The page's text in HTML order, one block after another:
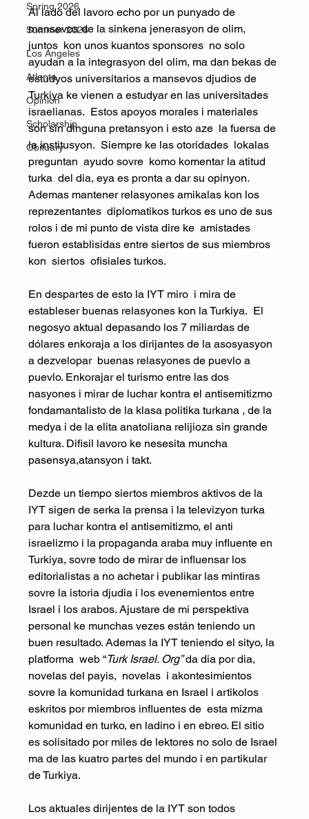
Spring 2026
Summer 2026
Los Angeles
Atlanta
Opinion
Scholarship
Obituary
Al lado del lavoro echo por un punyado de
mansevos de la sinkena jenerasyon de olim,
juntos  kon unos kuantos sponsores  no solo
ayudan a la integrasyon del olim, ma dan bekas de
estudyos universitarios a mansevos djudios de
Turkiya ke vienen a estudyar en las universitades
israelianas.  Estos apoyos morales i materiales
son sin dinguna pretansyon i esto aze  la fuersa de
la institusyon.  Siempre ke las otoridades  lokalas
preguntan  ayudo sovre  komo komentar la atitud
turka  del dia, eya es pronta a dar su opinyon.
Ademas mantener relasyones amikalas kon los
reprezentantes  diplomatikos turkos es uno de sus
rolos i de mi punto de vista dire ke  amistades
fueron establisidas entre siertos de sus miembros
kon  siertos  ofisiales turkos.
En despartes de esto la IYT miro  i mira de
estableser buenas relasyones kon la Turkiya.  El
negosyo aktual depasando los 7 miliardas de
dólares enkoraja a los dirijantes de la asosyasyon
a dezvelopar  buenas relasyones de puevlo a
puevlo. Enkorajar el turismo entre las dos
nasyones i mirar de luchar kontra el antisemitizmo
fondamantalisto de la klasa politika turkana , de la
medya i de la elita anatoliana relijioza sin grande
kultura. Difisil lavoro ke nesesita muncha
pasensya,atansyon i takt.
Dezde un tiempo siertos miembros aktivos de la
IYT sigen de serka la prensa i la televizyon turka
para luchar kontra el antisemitizmo, el anti
israelizmo i la propaganda araba muy influente en
Turkiya, sovre todo de mirar de influensar los
editorialistas a no achetar i publikar las mintiras
sovre la istoria djudia i los evenemientos entre
Israel i los arabos. Ajustare de mi perspektiva
personal ke munchas vezes están teniendo un
buen resultado. Ademas la IYT teniendo el sityo, la
platforma  web “Turk Israel. Org” da dia por dia,
novelas del payis,  novelas  i akontesimientos
sovre la komunidad turkana en Israel i artikolos
eskritos por miembros influentes de  esta mizma
komunidad en turko, en ladino i en ebreo. El sitio
es solisitado por miles de lektores no solo de Israel
ma de las kuatro partes del mundo i en partikular
de Turkiya.
Los aktuales dirijentes de la IYT son todos